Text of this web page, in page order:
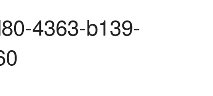
4363-b139-